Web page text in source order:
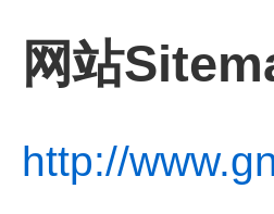
网站
http://